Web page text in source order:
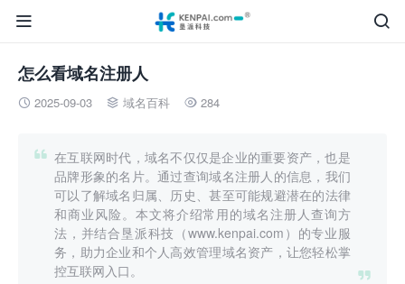


怎么看域名注册人
 2025-09-03  域名百科  284


在互联网时代，域名不仅仅是企业的重要资产，也是
品牌形象的名片。通过查询域名注册人的信息，我们
可以了解域名归属、历史、甚至可能规避潜在的法律
和商业风险。本文将介绍常用的域名注册人查询方
法，并结合垦派科技（www.kenpai.com）的专业服
务，助力企业和个人高效管理域名资产，让您轻松掌
控互联网入口。